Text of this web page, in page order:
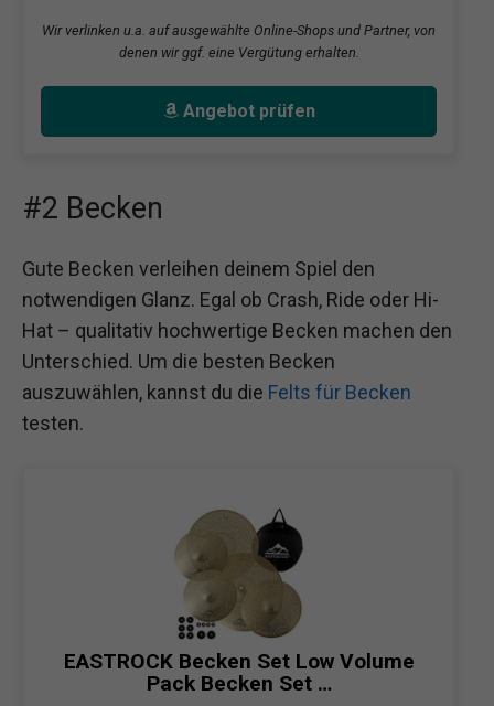
Wir verlinken u.a. auf ausgewählte Online-Shops und Partner, von
denen wir ggf. eine Vergütung erhalten.
Angebot prüfen
#2 Becken
Gute Becken verleihen deinem Spiel den
notwendigen Glanz. Egal ob Crash, Ride oder Hi-
Hat – qualitativ hochwertige Becken machen den
Unterschied. Um die besten Becken
auszuwählen, kannst du die Felts für Becken
testen.
EASTROCK Becken Set Low Volume
Pack Becken Set …